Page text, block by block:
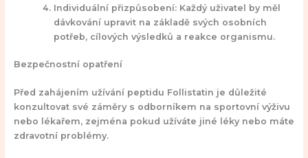
Individuální přizpůsobení:Každý uživatel by měl
dávkování upravit na základě svých osobních
potřeb, cílových výsledků a reakce organismu.
Bezpečnostní opatření
Před zahájením užívání peptidu Follistatin je důležité
konzultovat své záměry s odborníkem na sportovní výživu
nebo lékařem, zejména pokud užíváte jiné léky nebo máte
zdravotní problémy.